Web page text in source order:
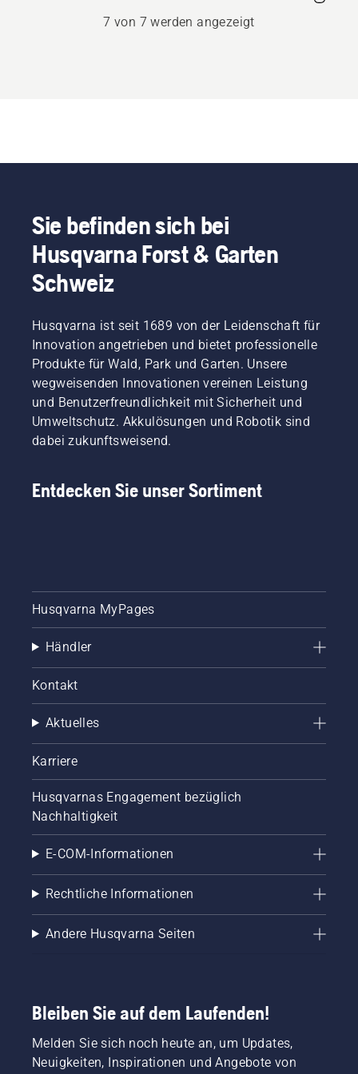
7 von 7 werden angezeigt
Sie befinden sich bei
Husqvarna Forst & Garten
Schweiz
Husqvarna ist seit 1689 von der Leidenschaft für
Innovation angetrieben und bietet professionelle
Produkte für Wald, Park und Garten. Unsere
wegweisenden Innovationen vereinen Leistung
und Benutzerfreundlichkeit mit Sicherheit und
Umweltschutz. Akkulösungen und Robotik sind
dabei zukunftsweisend.
Entdecken Sie unser Sortiment
Husqvarna MyPages
Händler
Kontakt
Aktuelles
Karriere
Husqvarnas Engagement bezüglich
Nachhaltigkeit
E-COM-Informationen
Rechtliche Informationen
Andere Husqvarna Seiten
Bleiben Sie auf dem Laufenden!
Melden Sie sich noch heute an, um Updates,
Neuigkeiten, Inspirationen und Angebote von